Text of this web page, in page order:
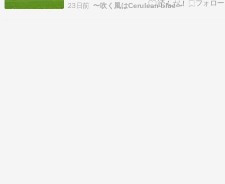
行って見学させていただきました。 （勝手に見
た、、というのが正しい表現 (;^_^A）初めのこ
23日前 〜吹く風はCerulean blue〜